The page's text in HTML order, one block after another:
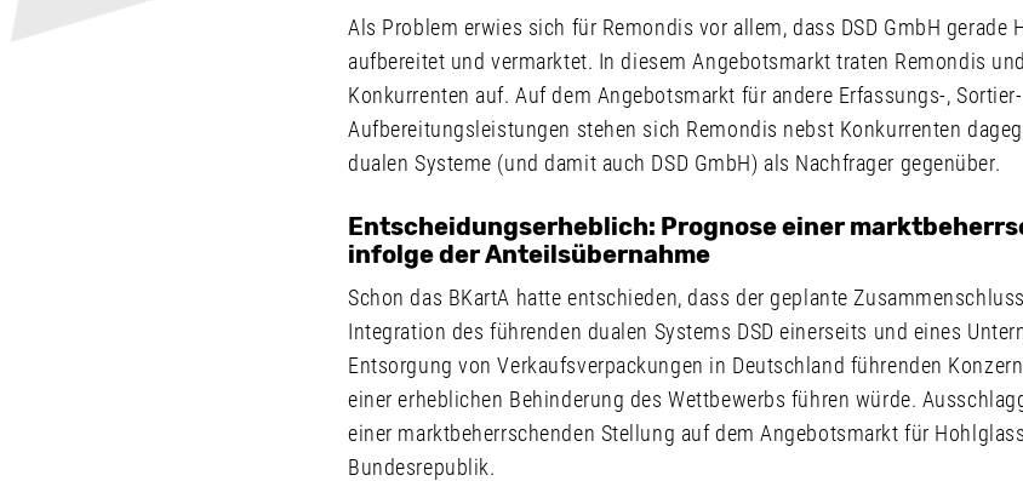
Als Problem erwies sich für Remondis vor allem, dass DSD GmbH gerade
aufbereitet und vermarktet. In diesem Angebotsmarkt traten Remondis
Konkurrenten auf. Auf dem Angebotsmarkt für andere Erfassungs-,
Aufbereitungsleistungen stehen sich Remondis nebst Konkurrenten
dualen Systeme (und damit auch DSD GmbH) als Nachfrager gegenüber.
Entscheidungserheblich: Prognose einer
infolge der Anteilsübernahme
Schon das BKartA hatte entschieden, dass der geplante
Integration des führenden dualen Systems DSD einerseits und eines
Entsorgung von Verkaufsverpackungen in Deutschland führenden
einer erheblichen Behinderung des Wettbewerbs führen würde.
einer marktbeherrschenden Stellung auf dem Angebotsmarkt für
Bundesrepublik.